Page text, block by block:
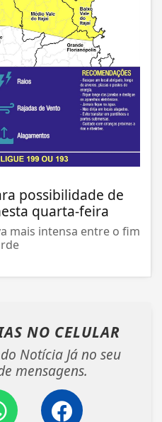
possibilidade de
quarta-feira
mais intensa entre o fim
NO CELULAR
Notícia Já no seu
mensagens.